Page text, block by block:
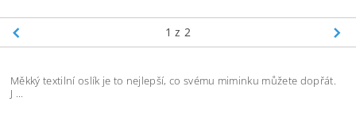
1 z 2
Měkký textilní oslík je to nejlepší, co svému miminku můžete dopřát.
J ...